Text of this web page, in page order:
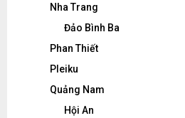
Nha Trang
Đảo Bình Ba
Phan Thiết
Pleiku
Quảng Nam
Hội An